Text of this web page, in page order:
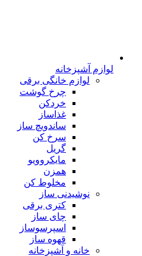
لوازم آشپزخانه
لوازم خانگی برقی
چرخ گوشت
خردکن
غذاساز
ساندویچ ساز
سرخ کن
گریل
مایکروویو
همزن
مخلوط کن
نوشیدنی ساز
کتری برقی
چای ساز
اسپرسوساز
قهوه ساز
خانه و آشپزخانه